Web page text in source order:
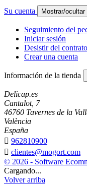
Su cuenta Mostrar/
Seguimiento del
Iniciar sesión
Desistir del
Crear una cuenta
Información de la tienda
Delicap.es
Cantalot, 7
46760 Tavernes de la
València
España
 962810900
 clientes@mogort.com
© 2026 - Software
Cargando...
Volver arriba